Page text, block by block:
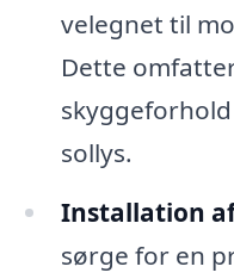
velegnet til
Dette
sollys.
Installation
sørge for en